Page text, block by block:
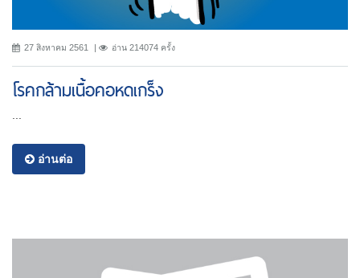
27 สิงหาคม 2561 อ่าน 214074 ครั้ง
โรคกล้ามเนื้อคอหดเกร็ง
อ่านต่อ